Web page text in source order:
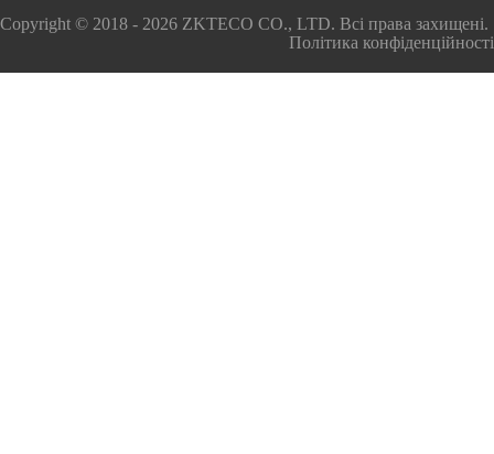
Copyright © 2018 - 2026 ZKTECO CO., LTD. Всі права захищені.
Політика конфіденційності